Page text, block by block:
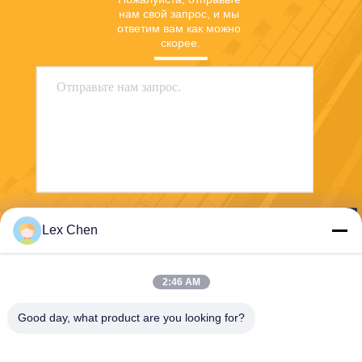
нам свой запрос, и мы
ответим вам как можно
скорее.
Отправить
Lex Chen
2:46 AM
Good day, what product are you looking for?